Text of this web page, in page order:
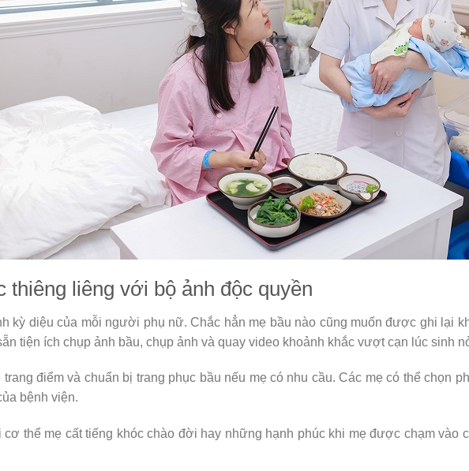
thiêng liêng với bộ ảnh độc quyền
kỳ diệu của mỗi người phụ nữ. Chắc hẳn mẹ bầu nào cũng muốn được ghi lại
tiện ích chụp ảnh bầu, chụp ảnh và quay video khoảnh khắc vượt cạn lúc sinh
điểm và chuẩn bị trang phục bầu nếu mẹ có nhu cầu. Các mẹ có thể chọn
bệnh viện.
thể mẹ cất tiếng khóc chào đời hay những hạnh phúc khi mẹ được chạm